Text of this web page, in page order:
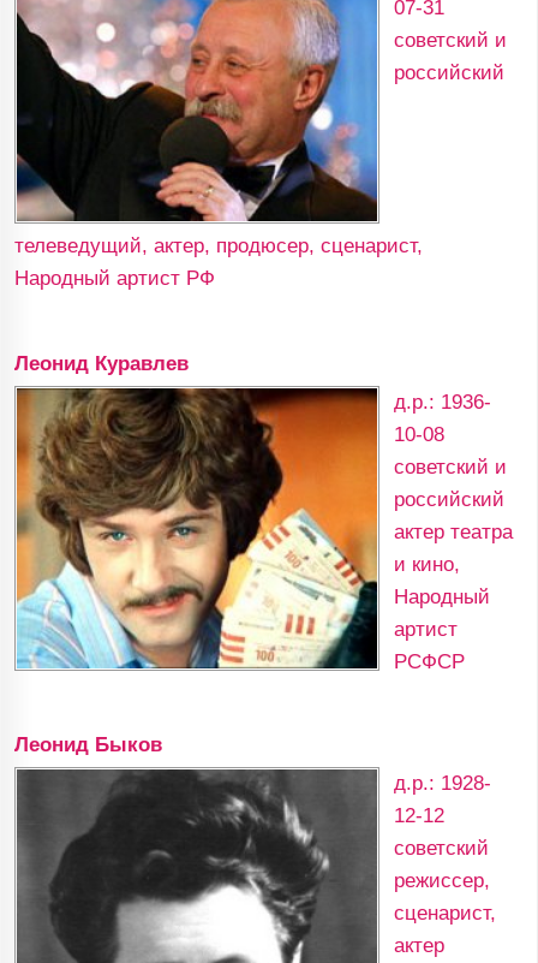
07-31
советский и
российский
телеведущий, актер, продюсер, сценарист,
Народный артист РФ
Леонид Куравлев
д.р.: 1936-
10-08
советский и
российский
актер театра
и кино,
Народный
артист
РСФСР
Леонид Быков
д.р.: 1928-
12-12
советский
режиссер,
сценарист,
актер